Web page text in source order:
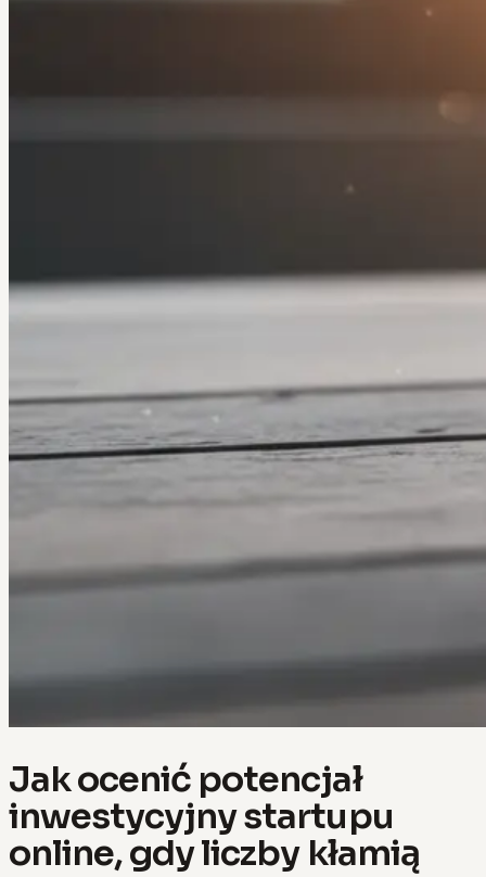
Jak ocenić potencjał
inwestycyjny startupu
online, gdy liczby kłamią